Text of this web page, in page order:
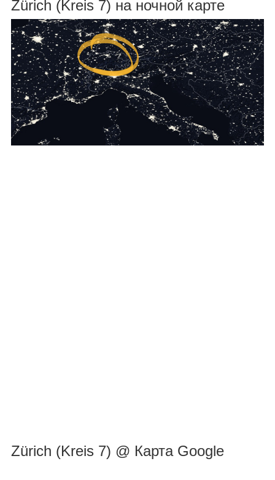
Zürich (Kreis 7) на ночной карте
Zürich (Kreis 7) @ Карта Google